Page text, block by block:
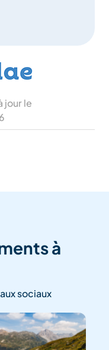
jour le
à
sociaux